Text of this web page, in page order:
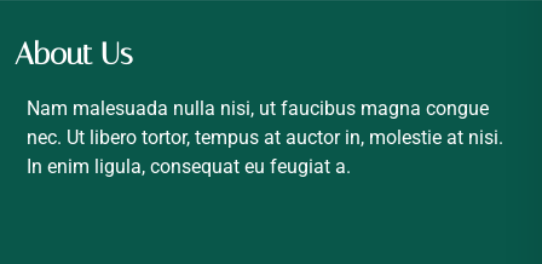
About Us
Nam malesuada nulla nisi, ut faucibus magna congue
nec. Ut libero tortor, tempus at auctor in, molestie at nisi.
In enim ligula, consequat eu feugiat a.